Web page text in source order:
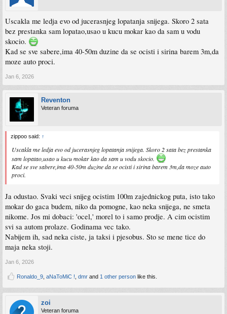
Uscakla me ledja evo od jucerasnjeg lopatanja snijega. Skoro 2 sata
bez prestanka sam lopatao,usao u kucu mokar kao da sam u vodu
skocio.
Kad se sve sabere,ima 40-50m duzine da se ocisti i sirina barem 3m,da
moze auto proci.
Jan 6, 2026
Reventon
Veteran foruma
zippoo said: ↑
Uscakla me ledja evo od jucerasnjeg lopatanja snijega. Skoro 2 sata bez prestanka
sam lopatao,usao u kucu mokar kao da sam u vodu skocio.
Kad se sve sabere,ima 40-50m duzine da se ocisti i sirina barem 3m,da moze auto
proci.
Ja odustao. Svaki veci snijeg ocistim 100m zajednickog puta, isto tako
mokar do gaca budem, niko da pomogne, kao neka snijega, ne smeta
nikome. Jos mi dobaci: 'ocel,' morel to i samo prodje. A cim ocistim
svi sa autom prolaze. Godinama vec tako.
Nabijem ih, sad neka ciste, ja taksi i pjesobus. Sto se mene tice do
maja neka stoji.
Jan 6, 2026
Ronaldo_9 aNaToMiC ! dmr and 1 other person like this.
zoi
Veteran foruma